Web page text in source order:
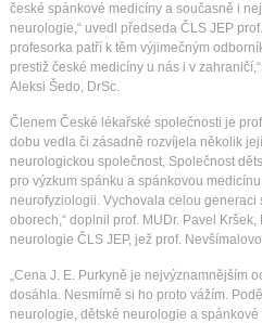
české spánkové medicíny a současně i
neurologie,“ uvedl předseda ČLS JEP
profesorka patří k těm výjimečným
prestiž české medicíny u nás i v
Aleksi Šedo, DrSc.
Členem České lékařské společnosti je
dobu vedla či zásadně rozvíjela několik
neurologickou společnost, Společnost
pro výzkum spánku a spánkovou
neurofyziologii. Vychovala celou
oborech,“ doplnil prof. MUDr. Pavel
neurologie ČLS JEP, jež prof.
„Cena J. E. Purkyně je nejvýznamnějším
dosáhla. Nesmírně si ho proto vážím.
neurologie, dětské neurologie a